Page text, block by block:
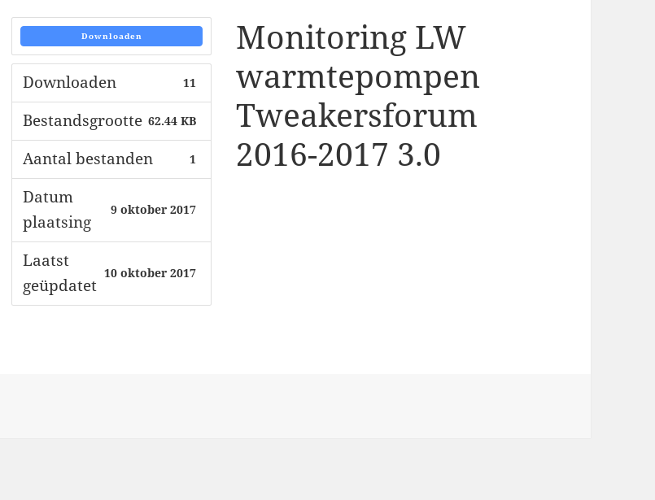
Downloaden
Downloaden 11
Bestandsgrootte 62.44 KB
Aantal bestanden 1
Datum
plaatsing
9 oktober 2017
Laatst
geüpdatet
10 oktober 2017
Monitoring LW
warmtepompen
Tweakersforum
2016-2017 3.0